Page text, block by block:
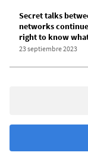
Secret talks
networks
right to know
23 septiembre 2023